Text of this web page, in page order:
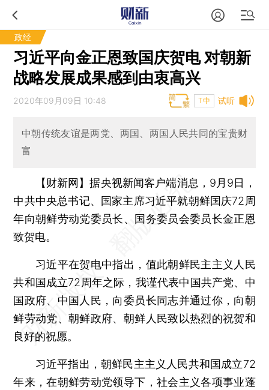
政经
习近平向金正恩致国庆贺电 对朝新
战略发展成果感到由衷高兴
试听
2020年09月09日 10:48 T中
中朝传统友谊是两党、两国、两国人民共同的宝贵财
富
【财新网】据央视新闻客户端消息，9月9日，
中共中央总书记、国家主席习近平就朝鲜国庆72周
年向朝鲜劳动党委员长、国务委员会委员长金正恩
致贺电。
习近平在贺电中指出，值此朝鲜民主主义人民
共和国成立72周年之际，我谨代表中国共产党、中
国政府、中国人民，向委员长同志并通过你，向朝
鲜劳动党、朝鲜政府、朝鲜人民致以热烈的祝贺和
良好的祝愿。
习近平指出，朝鲜民主主义人民共和国成立72
年来，在朝鲜劳动党领导下，社会主义各项事业蓬